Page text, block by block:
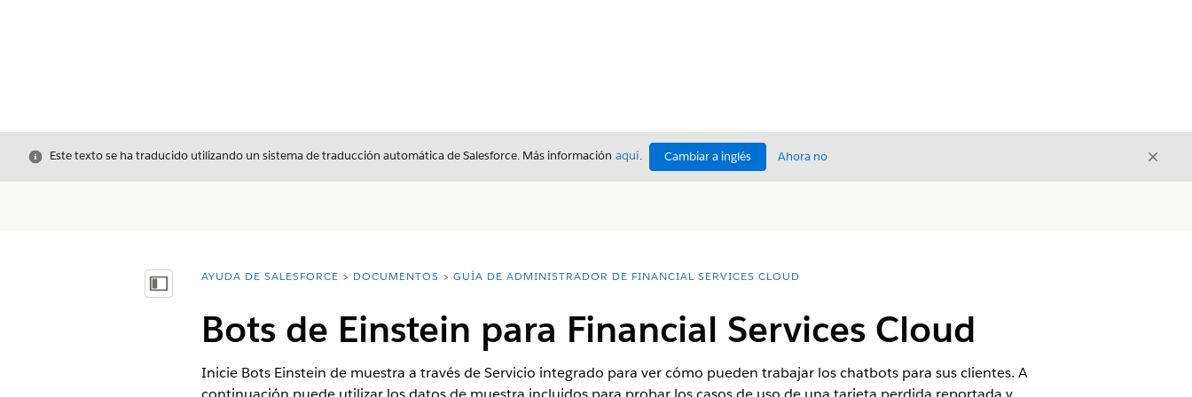
Cerrar
Este texto se ha traducido utilizando un sistema de traducción automática de Salesforce. Más información aquí. Cambiar a inglés Ahora no Cerrar
Mostrar índice de materias
Usted está aquí:
AYUDA DE SALESFORCE DOCUMENTOS GUÍA DE ADMINISTRADOR DE FINANCIAL SERVICES CLOUD
Bots de Einstein para Financial Services Cloud
Inicie Bots Einstein de muestra a través de Servicio integrado para ver cómo pueden trabajar los chatbots para sus clientes. A